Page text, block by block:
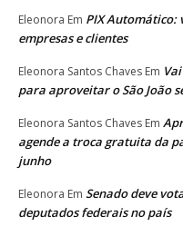
Eleonora Em PIX Automático:
empresas e clientes
Eleonora Santos Chaves Em
para aproveitar o São João
Eleonora Santos Chaves Em
agende a troca gratuita da
junho
Eleonora Em Senado deve
deputados federais no país